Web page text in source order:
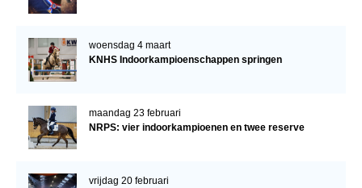
woensdag 4 maart
KNHS Indoorkampioenschappen springen
maandag 23 februari
NRPS: vier indoorkampioenen en twee reserve
vrijdag 20 februari